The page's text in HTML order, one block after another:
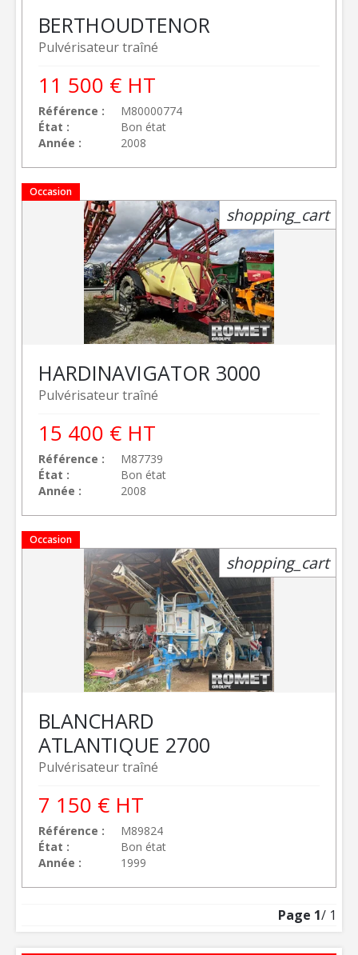
Pulvérisateur traîné
BERTHOUDTENOR
Référence
M80000774
État
Bon état
Année
2008
11 500 € HT
Occasion
Pulvérisateur traîné
HARDINAVIGATOR 3000
Référence
M87739
État
Bon état
Année
2008
15 400 € HT
shopping_cart
Occasion
Pulvérisateur traîné
BLANCHARD
ATLANTIQUE 2700
Référence
M89824
État
Bon état
Année
1999
7 150 € HT
shopping_cart
Page 1/ 1